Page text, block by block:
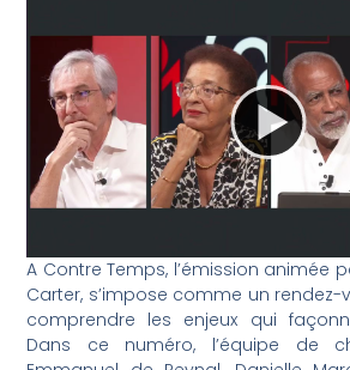
A Contre Temps, l’émission animée
Carter, s’impose comme un
comprendre les enjeux qui
Dans ce numéro, l’équipe de